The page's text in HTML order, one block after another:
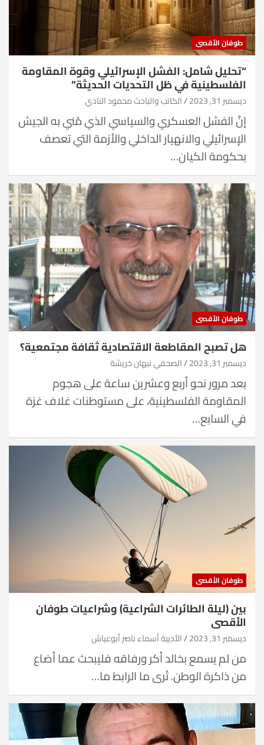
طوفان الأقصى
“تحليل شامل: الفشل الإسرائيلي وقوة المقاومة
الفلسطينية في ظل التحديات الحديثة”
ديسمبر 31, 2023 الكاتب والباحث محمود النادي
إنَّ الفشل العسكري والسياسي الذي مُني به الجيش
الإسرائيلي والانهيار الداخلي والأزمة التي تعصف
بحكومة الكيان…
طوفان الأقصى
هل تصبح المقاطعة الاقتصادية ثقافة مجتمعية؟
ديسمبر 31, 2023 الصحفي نبهان خريشة
بعد مرور نحو أربع وعشرين ساعة على هجوم
المقاومة الفلسطينية، على مستوطنات غلاف غزة
في السابع…
طوفان الأقصى
بين (ليلة الطائرات الشراعية) وشراعيات طوفان
الأقصى
ديسمبر 31, 2023 الأديبة أسماء ناصر أبوعياش
من لم يسمع بخالد أكر ورفاقه فليبحث عما أضاع
من ذاكرة الوطن. تُرى ما الرابط ما…